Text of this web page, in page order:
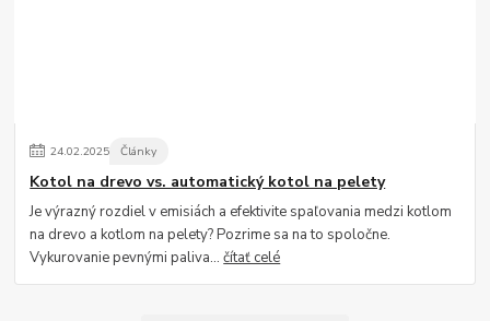
24.02.2025 Články
Kotol na drevo vs. automatický kotol na pelety
Je výrazný rozdiel v emisiách a efektivite spaľovania medzi kotlom
na drevo a kotlom na pelety? Pozrime sa na to spoločne.
Vykurovanie pevnými paliva...čítať celé